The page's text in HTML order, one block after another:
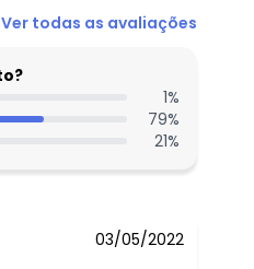
N/D*
N/D*
N/D*
N/D*
N/D*
Ver todas as avaliações
1%
79%
21%
03/05/2022